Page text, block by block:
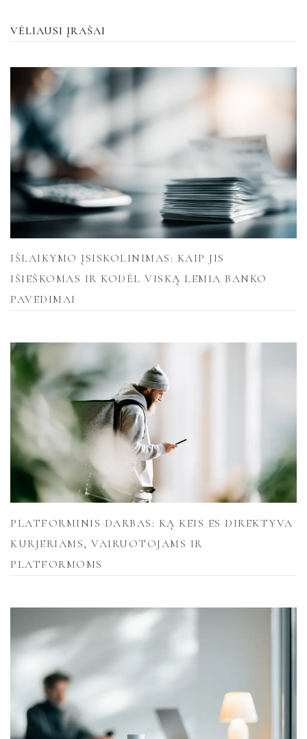
VĖLIAUSI ĮRAŠAI
IŠLAIKYMO ĮSISKOLINIMAS: KAIP JIS
IŠIEŠKOMAS IR KODĖL VISKĄ LEMIA BANKO
PAVEDIMAI
PLATFORMINIS DARBAS: KĄ KEIS ES DIREKTYVA
KURJERIAMS, VAIRUOTOJAMS IR
PLATFORMOMS